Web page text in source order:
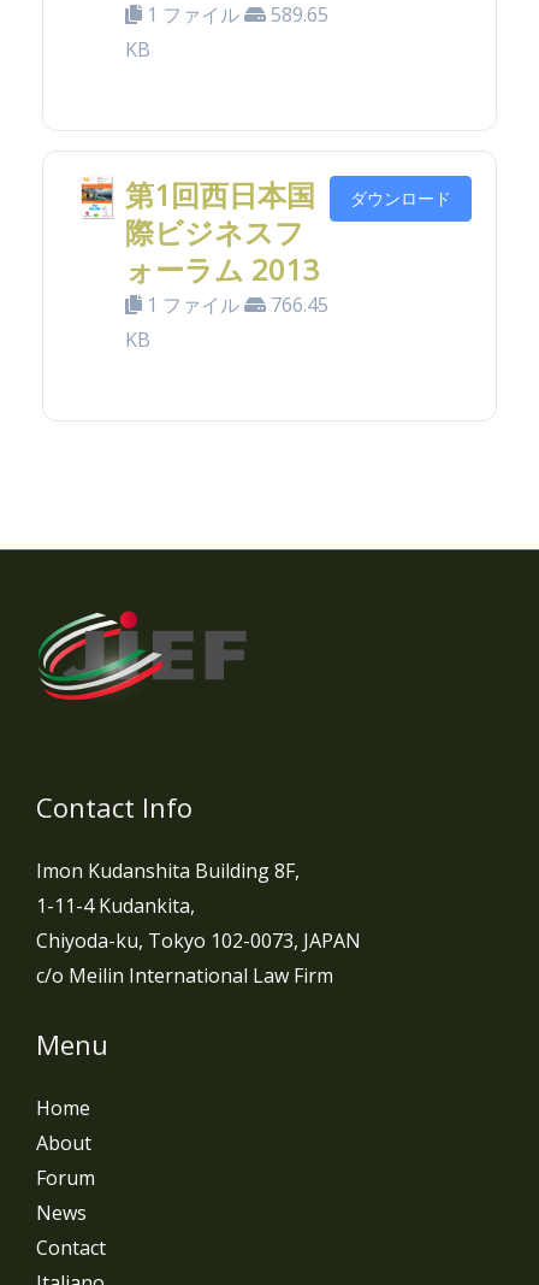
1 ファイル
589.65
KB
第1回西日本国
際ビジネスフ
ォーラム 2013
1 ファイル
766.45
KB
ダウンロード
Contact Info
Imon Kudanshita Building 8F,
1-11-4 Kudankita,
Chiyoda-ku, Tokyo 102-0073, JAPAN
c/o Meilin International Law Firm
Menu
Home
About
Forum
News
Contact